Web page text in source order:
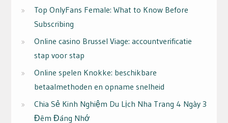
Top OnlyFans Female: What to Know Before
Subscribing
Online casino Brussel Viage: accountverificatie
stap voor stap
Online spelen Knokke: beschikbare
betaalmethoden en opname snelheid
Chia Sẻ Kinh Nghiệm Du Lịch Nha Trang 4 Ngày 3
Đêm Đáng Nhớ